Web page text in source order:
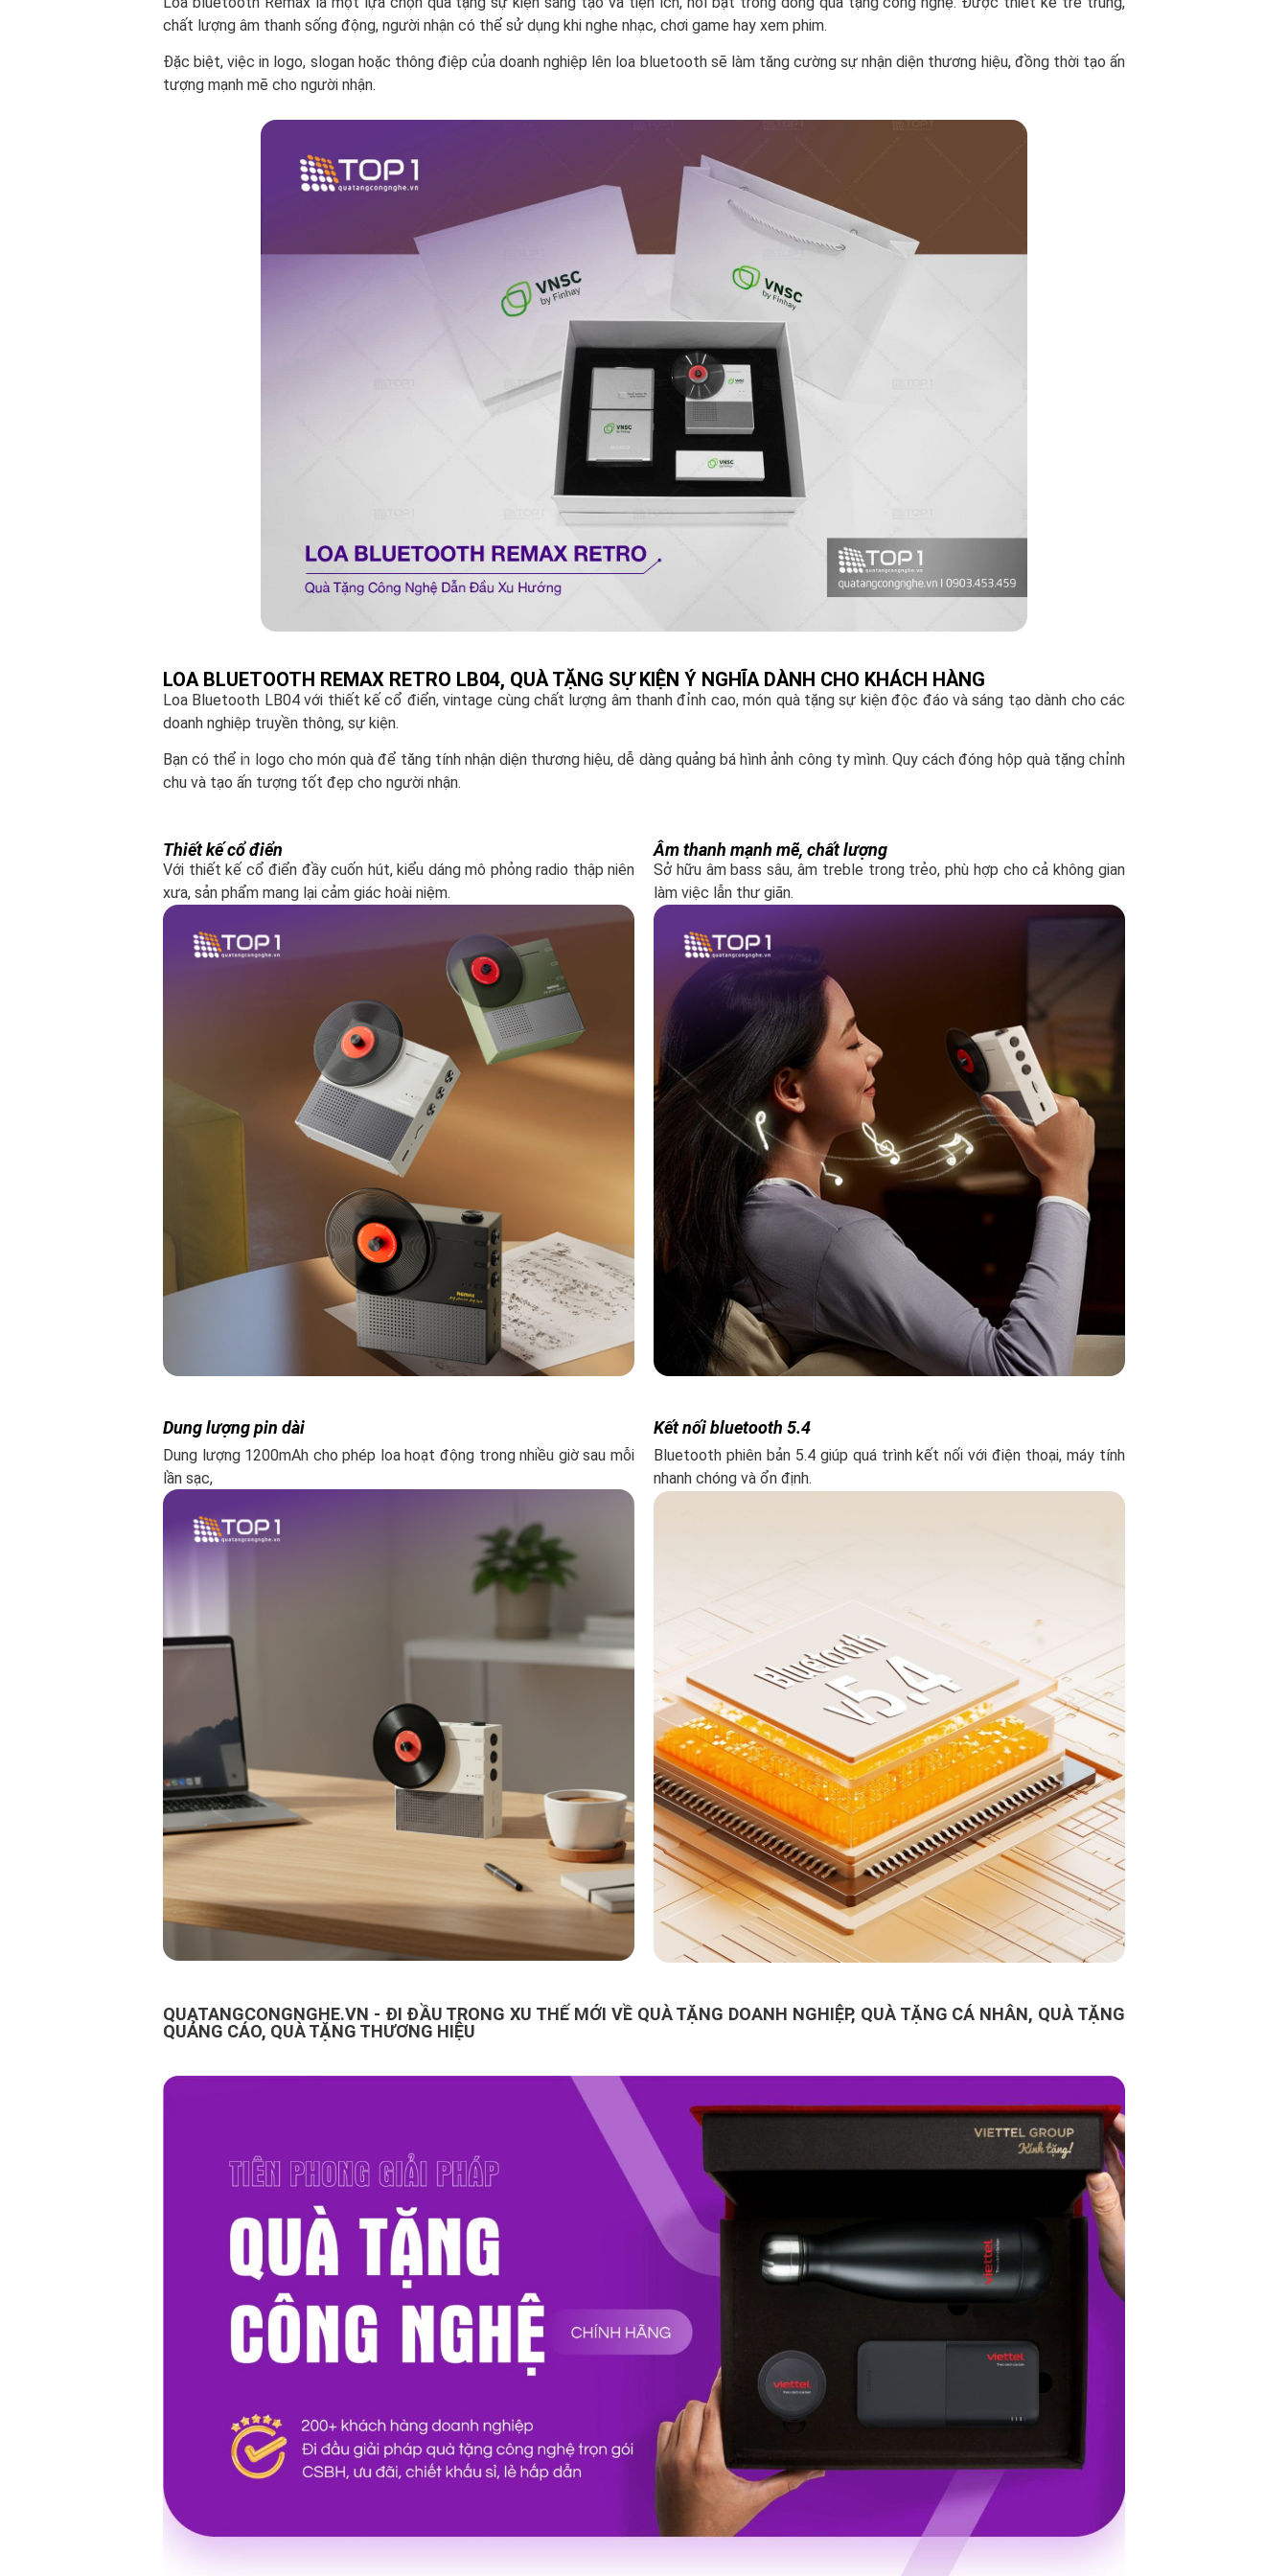
chất lượng âm thanh sống động, người nhận có thể sử dụng khi nghe nhạc, chơi game hay xem phim.
Đặc biệt, việc in logo, slogan hoặc thông điệp của doanh nghiệp lên loa bluetooth sẽ làm tăng cường sự nhận diện thương hiệu, đồng thời tạo ấn
tượng mạnh mẽ cho người nhận.
LOA BLUETOOTH REMAX RETRO LB04, QUÀ TẶNG SỰ KIỆN Ý NGHĨA DÀNH CHO KHÁCH HÀNG
Loa Bluetooth LB04 với thiết kế cổ điển, vintage cùng chất lượng âm thanh đỉnh cao, món quà tặng sự kiện độc đáo và sáng tạo dành cho các
doanh nghiệp truyền thông, sự kiện.
Bạn có thể in logo cho món quà để tăng tính nhận diện thương hiệu, dễ dàng quảng bá hình ảnh công ty mình. Quy cách đóng hộp quà tặng chỉnh
chu và tạo ấn tượng tốt đẹp cho người nhận.
Thiết kế cổ điển
Với thiết kế cổ điển đầy cuốn hút, kiểu dáng mô phỏng radio thập niên
xưa, sản phẩm mang lại cảm giác hoài niệm.
Âm thanh mạnh mẽ, chất lượng
Sở hữu âm bass sâu, âm treble trong trẻo, phù hợp cho cả không gian
làm việc lẫn thư giãn.
Dung lượng pin dài
Dung lượng 1200mAh cho phép loa hoạt động trong nhiều giờ sau mỗi
lần sạc,
Kết nối bluetooth 5.4
Bluetooth phiên bản 5.4 giúp quá trình kết nối với điện thoại, máy tính
nhanh chóng và ổn định.
QUATANGCONGNGHE.VN - ĐI ĐẦU TRONG XU THẾ MỚI VỀ QUÀ TẶNG DOANH NGHIỆP, QUÀ TẶNG CÁ NHÂN, QUÀ TẶNG
QUẢNG CÁO, QUÀ TẶNG THƯƠNG HIỆU